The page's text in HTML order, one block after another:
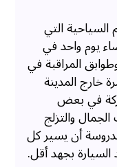
التي
يوم واحد في
المراقبة في
خارج المدينة
في بعض
والتزلج
أن يسير كل
بجهد أقل.